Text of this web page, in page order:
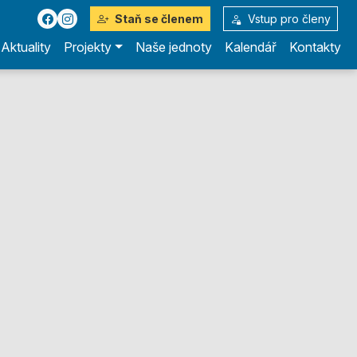
Staň se členem Vstup pro členy
Aktuality Projekty Naše jednoty Kalendář Kontakty